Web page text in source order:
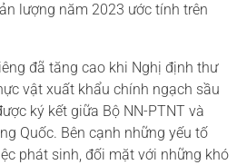
lượng năm 2023 ước tính trên
đã tăng cao khi Nghị định thư
vật xuất khẩu chính ngạch sầu
ký kết giữa Bộ NN-PTNT và
Quốc. Bên cạnh những yếu tố
phát sinh, đối mặt với những khó